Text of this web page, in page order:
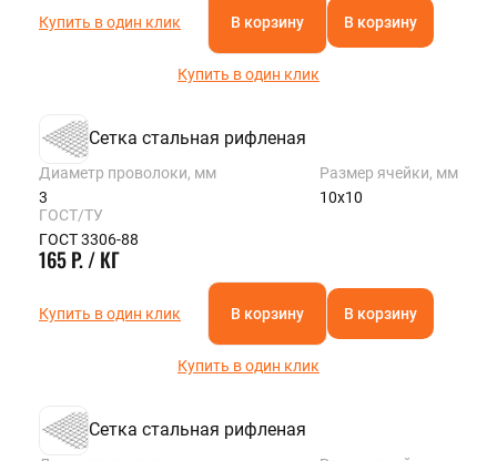
Купить в один клик В корзину В корзину
Купить в один клик
Сетка стальная рифленая
Диаметр проволоки, мм
3
Размер ячейки, мм
10х10
ГОСТ/ТУ
ГОСТ 3306-88
165 Р. / КГ
Купить в один клик В корзину В корзину
Купить в один клик
Сетка стальная рифленая